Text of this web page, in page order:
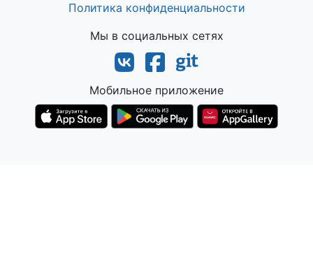
Политика конфиденциальности
Мы в социальных сетях
Мобильное приложение